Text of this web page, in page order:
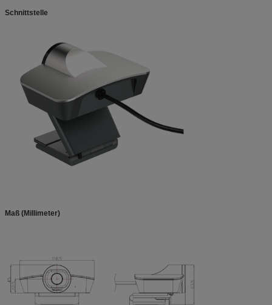
Schnittstelle
Maß (Millimeter)